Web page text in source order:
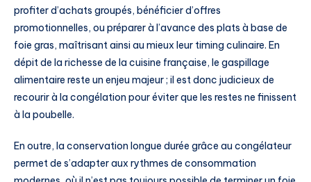
profiter d’achats groupés, bénéficier d’offres
promotionnelles, ou préparer à l’avance des plats à base de
foie gras, maîtrisant ainsi au mieux leur timing culinaire. En
dépit de la richesse de la cuisine française, le gaspillage
alimentaire reste un enjeu majeur ; il est donc judicieux de
recourir à la congélation pour éviter que les restes ne finissent
à la poubelle.
En outre, la conservation longue durée grâce au congélateur
permet de s’adapter aux rythmes de consommation